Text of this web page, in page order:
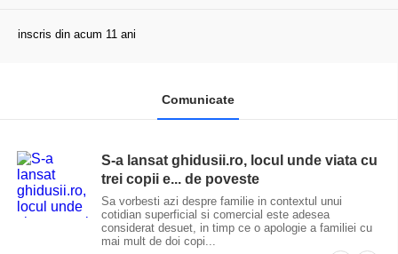
inscris din acum 11 ani
Comunicate
S-a lansat ghidusii.ro, locul unde viata cu
trei copii e... de poveste
Sa vorbesti azi despre familie in contextul unui
cotidian superficial si comercial este adesea
considerat desuet, in timp ce o apologie a familiei cu
mai mult de doi copi...